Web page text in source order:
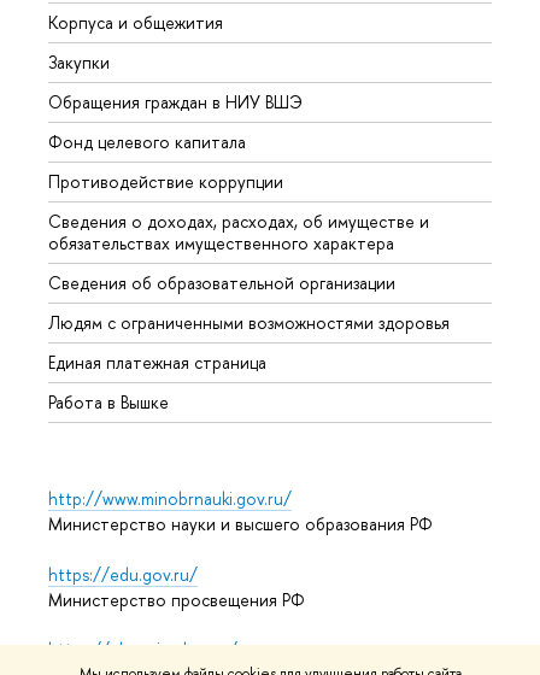
Корпуса и общежития
Закупки
Обращения граждан в НИУ ВШЭ
Фонд целевого капитала
Противодействие коррупции
Сведения о доходах, расходах, об имуществе и
обязательствах имущественного характера
Сведения об образовательной организации
Людям с ограниченными возможностями здоровья
Единая платежная страница
Работа в Вышке
http://www.minobrnauki.gov.ru/
Министерство науки и высшего образования РФ
https://edu.gov.ru/
Министерство просвещения РФ
https://elearning.hse.ru/mooc